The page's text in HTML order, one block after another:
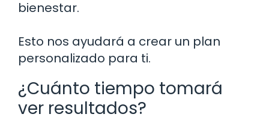
bienestar.
Esto nos ayudará a crear un plan
personalizado para ti.
¿Cuánto tiempo tomará
ver resultados?